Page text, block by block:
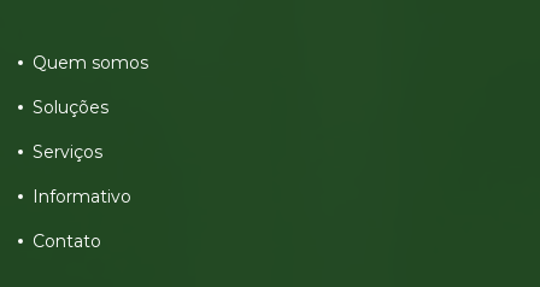
Quem somos
Soluções
Serviços
Informativo
Contato